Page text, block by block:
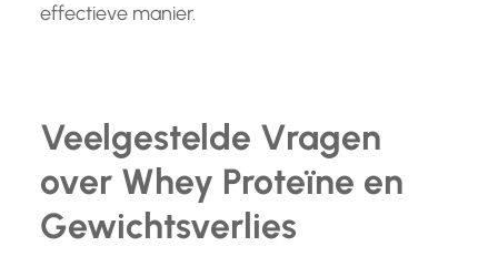
effectieve manier.
Veelgestelde Vragen
over Whey Proteïne en
Gewichtsverlies